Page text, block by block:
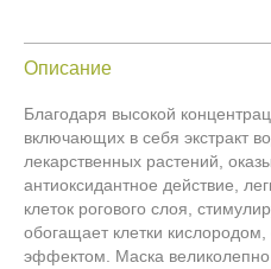
Описание
Благодаря высокой
включающих в себя экстракт
лекарственных растений,
антиоксидантное действие,
клеток рогового слоя,
обогащает клетки
эффектом. Маска великолепно